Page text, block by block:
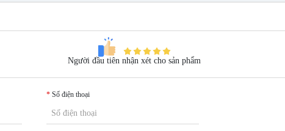
Người đầu tiên nhận xét cho sản phẩm
Số điện thoại